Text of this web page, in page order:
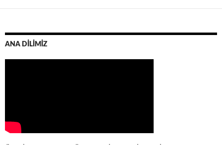
ANA DİLİMİZ